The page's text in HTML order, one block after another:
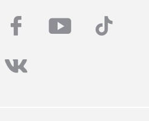
facebook
youtube
vk